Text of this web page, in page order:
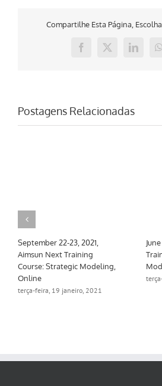
Compartilhe Esta Página,
Facebook
X LinkedIn
Postagens Relacionadas
September 22-23, 2021,
Aimsun Next Training
Course: Strategic Modeling,
Online
terça-feira, 19 janeiro, 2021